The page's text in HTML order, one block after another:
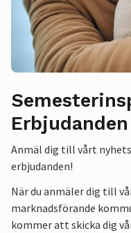
Erbjudanden
Anmäl dig till vårt
erbjudanden!
När du anmäler dig till
marknadsförande
kommer att skicka dig